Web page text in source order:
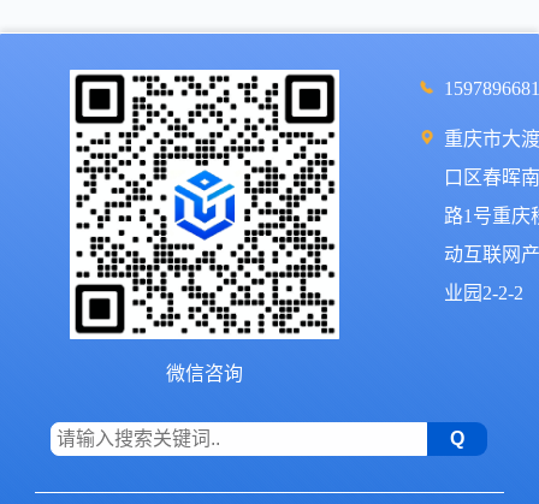
微信咨询
重庆市大
口区春晖
路1号重庆
动互联网
业园2-2-2